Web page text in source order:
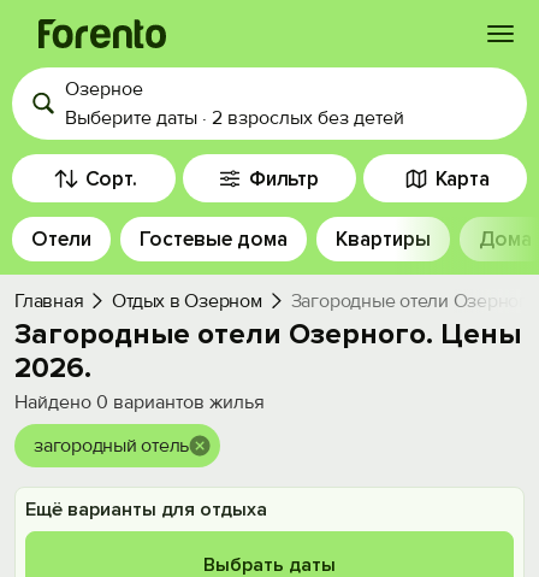
Войти
Избранное
История просмотра
Добавить свой объект
Озерное
Выберите даты · 2 взрослых без детей
Сорт. Фильтр Карта
Отели Гостевые дома Квартиры Дома
Главная Отдых в Озерном Загородные отели
Загородные отели Озерного. Цены
2026.
Найдено 0 вариантов жилья
загородный отель
Ещё варианты для отдыха
Выбрать даты